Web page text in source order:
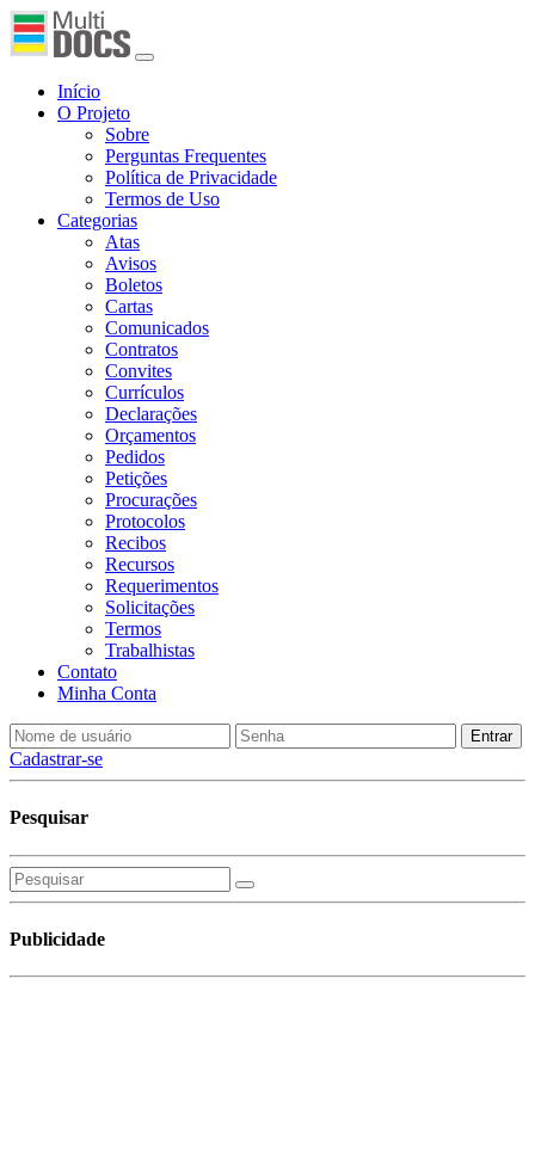
Início
O Projeto
Sobre
Perguntas Frequentes
Política de Privacidade
Termos de Uso
Categorias
Atas
Avisos
Boletos
Cartas
Comunicados
Contratos
Convites
Currículos
Declarações
Orçamentos
Pedidos
Petições
Procurações
Protocolos
Recibos
Recursos
Requerimentos
Solicitações
Termos
Trabalhistas
Contato
Minha Conta
Cadastrar-se
Pesquisar
Publicidade